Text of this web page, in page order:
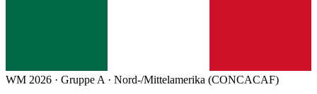
WM 2026 · Gruppe A · Nord-/Mittelamerika (CONCACAF)